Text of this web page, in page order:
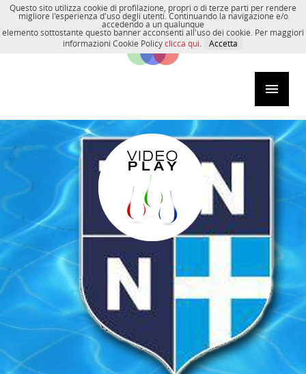
Questo sito utilizza cookie di profilazione, propri o di terze parti per rendere
migliore l'esperienza d'uso degli utenti. Continuando la navigazione e/o
accedendo a un qualunque
elemento sottostante questo banner acconsenti all'uso dei cookie. Per maggiori
informazioni Cookie Policyclicca qui Accetta